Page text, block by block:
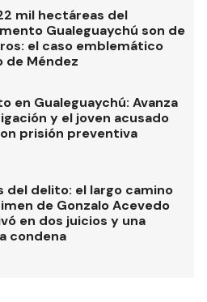
mil hectáreas del
Gualeguaychú son de
el caso emblemático
de Méndez
en Gualeguaychú: Avanza
y el joven acusado
prisión preventiva
del delito: el largo camino
de Gonzalo Acevedo
en dos juicios y una
condena